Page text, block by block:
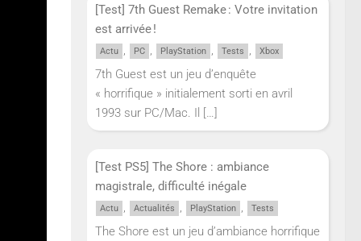
[Test] 7th Guest Remake : Votre invitation
est arrivée !
Actu , PC , PlayStation , Tests , Xbox
7th Guest est un jeu d’enquête
« horrifique » initialement sorti en avril
1993 sur PC/Mac. Il
[…]
[Test PS5] The Shore : ambiance
magistrale, difficulté inégale
Actu , Actualités , PlayStation , Tests
The Shore est un jeu d’ambiance horrifique